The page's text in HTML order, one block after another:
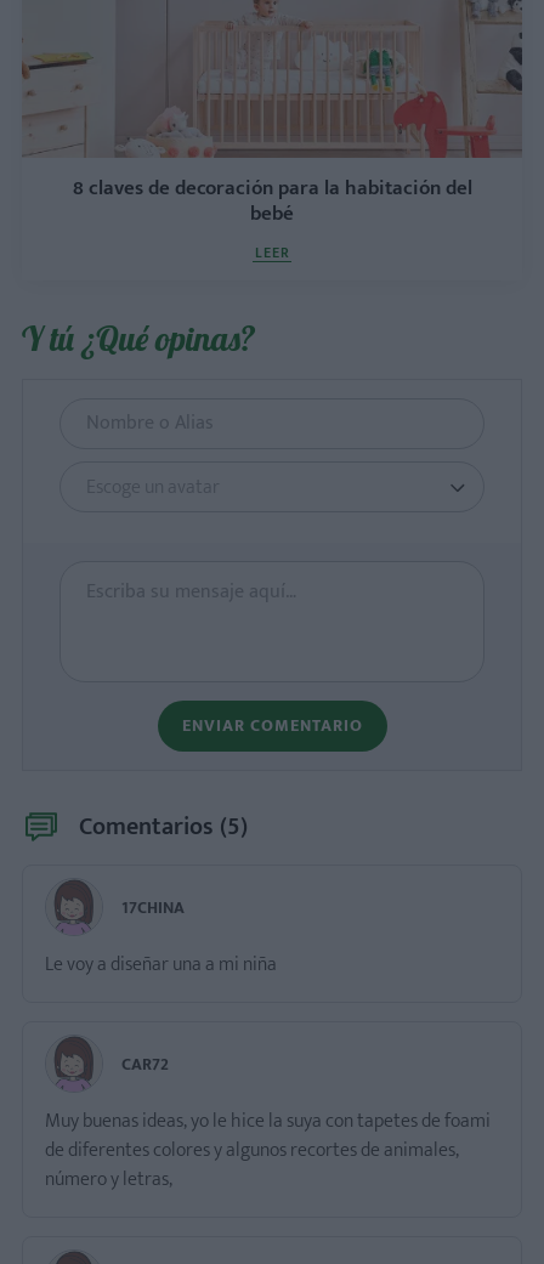
8 claves de decoración para la habitación del
bebé
LEER
Y tú ¿Qué opinas?
Escoge un avatar
ENVIAR COMENTARIO
Comentarios (5)
17CHINA
Le voy a diseñar una a mi niña
CAR72
Muy buenas ideas, yo le hice la suya con tapetes de foami
de diferentes colores y algunos recortes de animales,
número y letras,